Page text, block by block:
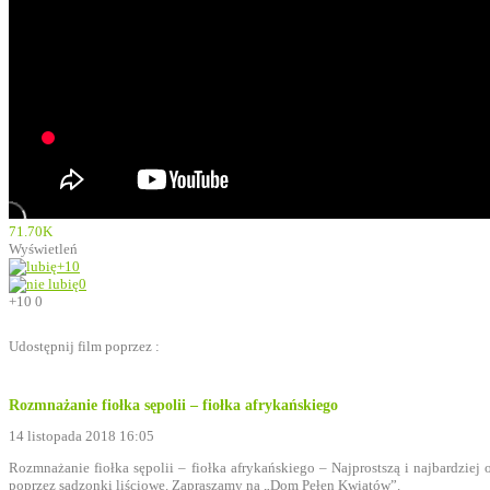
71.70K
Wyświetleń
+10
0
+10 0
Udostępnij film poprzez :
Rozmnażanie fiołka sępolii – fiołka afrykańskiego
14 listopada 2018 16:05
Rozmnażanie fiołka sępolii – fiołka afrykańskiego – Najprostszą i
poprzez sadzonki liściowe. Zapraszamy na „Dom Pełen Kwiatów”.